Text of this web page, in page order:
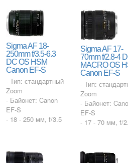
Sigma AF 18-
250mm f/3.5-6.3
DC OS HSM
Canon EF-S
- Тип: стандартный
Zoom
- Байонет: Canon
EF-S
- 18 - 250 мм, f/3.5
Sigma AF 17-
70mm f/2.8-4
MACRO OS
Canon EF-S
- Тип:
Zoom
- Байонет:
EF-S
- 17 - 70 мм, f/